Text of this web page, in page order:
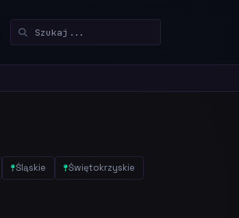
Śląskie Świętokrzyskie